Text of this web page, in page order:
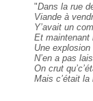
"Dans la rue
Viande à
Y’avait un
Et maintenant
Une
N’en a pas
On crut
Mais c’était